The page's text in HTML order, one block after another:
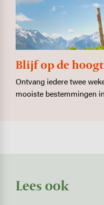
Blijf op de
Ontvang iedere twee
mooiste bestemmingen
Lees ook